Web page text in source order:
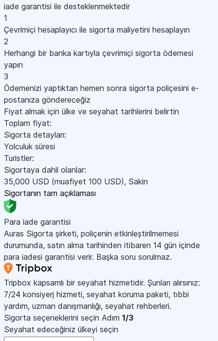
iade garantisi ile desteklenmektedir
1
Çevrimiçi hesaplayıcı ile sigorta maliyetini hesaplayın
2
Herhangi bir banka kartıyla çevrimiçi sigorta ödemesi
yapın
3
Ödemenizi yaptıktan hemen sonra sigorta poliçesini e-
postanıza göndereceğiz
Fiyat almak için ülke ve seyahat tarihlerini belirtin
Toplam fiyat:
Sigorta detayları:
Yolculuk süresi
Turistler:
Sigortaya dahil olanlar:
35,000 USD (muafiyet 100 USD), Sakin
Sigortanın tam açıklaması
Para iade garantisi
Auras Sigorta şirketi, poliçenin etkinleştirilmemesi
durumunda, satın alma tarihinden itibaren 14 gün içinde
para iadesi garantisi verir. Başka soru sorulmaz.
Tripbox kapsamlı bir seyahat hizmetidir. Şunları alırsınız:
7/24 konsiyerj hizmeti, seyahat koruma paketi, tıbbi
yardım, uzman danışmanlığı, seyahat rehberleri.
Sigorta seçeneklerini seçin Adım 1/3
Seyahat edeceğiniz ülkeyi seçin